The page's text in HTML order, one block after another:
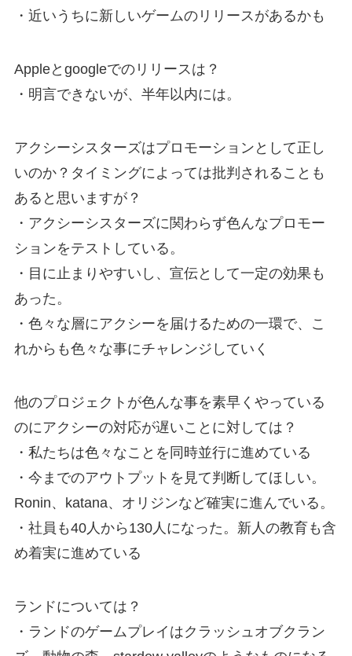
・近いうちに新しいゲームのリリースがあるかも
Appleとgoogleでのリリースは？
・明言できないが、半年以内には。
アクシーシスターズはプロモーションとして正し
いのか？タイミングによっては批判されることも
あると思いますが？
・アクシーシスターズに関わらず色んなプロモー
ションをテストしている。
・目に止まりやすいし、宣伝として一定の効果も
あった。
・色々な層にアクシーを届けるための一環で、こ
れからも色々な事にチャレンジしていく
他のプロジェクトが色んな事を素早くやっている
のにアクシーの対応が遅いことに対しては？
・私たちは色々なことを同時並行に進めている
・今までのアウトプットを見て判断してほしい。
Ronin、katana、オリジンなど確実に進んでいる。
・社員も40人から130人になった。新人の教育も含
め着実に進めている
ランドについては？
・ランドのゲームプレイはクラッシュオブクラン